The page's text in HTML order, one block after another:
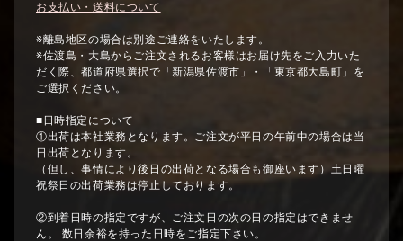
お支払い・送料について
※離島地区の場合は別途ご連絡をいたします。
※佐渡島・大島からご注文されるお客様はお届け先をご入力いた
だく際、都道府県選択で「新潟県佐渡市」・「東京都大島町」を
ご選択ください。
■日時指定について
①出荷は本社業務となります。ご注文が平日の午前中の場合は当
日出荷となります。
（但し、事情により後日の出荷となる場合も御座います）土日曜
祝祭日の出荷業務は停止しております。
②到着日時の指定ですが、ご注文日の次の日の指定はできませ
ん。 数日余裕を持った日時をご指定下さい。